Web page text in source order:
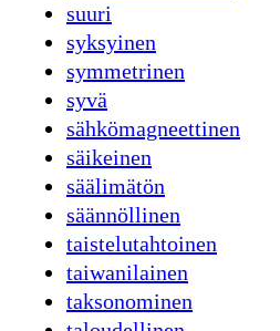
suuri
syksyinen
symmetrinen
syvä
sähkömagneettinen
säikeinen
säälimätön
säännöllinen
taistelutahtoinen
taiwanilainen
taksonominen